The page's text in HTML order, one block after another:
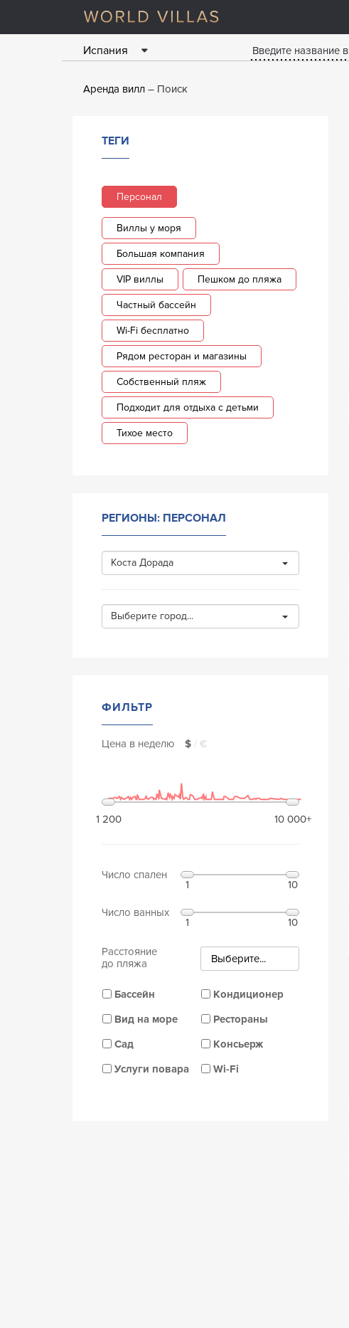
Испания
Аренда вилл Поиск
ТЕГИ
Персонал
Виллы у моря
Большая компания
VIP виллы Пешком до пляжа
Частный бассейн
Wi-Fi бесплатно
Рядом ресторан и магазины
Собственный пляж
Подходит для отдыха с детьми
Тихое место
РЕГИОНЫ: ПЕРСОНАЛ
Коста Дорада
Выберите город...
ФИЛЬТР
Цена в неделю $ / €
1 200 10 000+
Число спален
1 10
Число ванных
1 10
Расстояние
до пляжа
Выберите...
Бассейн
Вид на море
Сад
Услуги повара
Кондиционер
Рестораны
Консьерж
Wi-Fi